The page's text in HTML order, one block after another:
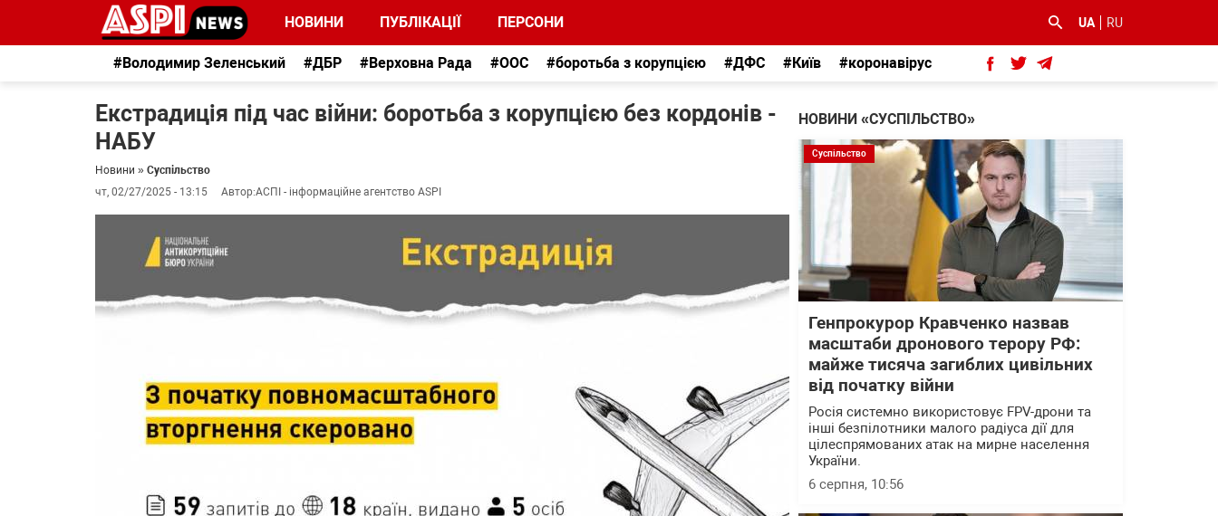
НОВИНИ ПУБЛІКАЦІЇ ПЕРСОНИ UA RU
#Володимир Зеленський #ДБР #Верховна Рада #ООС #боротьба з корупцією #ДФС #Київ #коронавірус
Екстрадиція під час війни: боротьба з корупцією без кордонів -
НАБУ
Новини » Суспільство
чт, 02/27/2025 - 13:15
Автор:АСПІ - інформаційне агентство ASPI
НОВИНИ «СУСПІЛЬСТВО»
Суспільство
Генпрокурор Кравченко назвав
масштаби дронового терору РФ:
майже тисяча загиблих цивільних
від початку війни
Росія системно використовує FPV-дрони та
інші безпілотники малого радіуса дії для
цілеспрямованих атак на мирне населення
України.
6 серпня, 10:56